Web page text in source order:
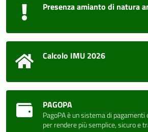
Presenza amianto di natura
Calcolo IMU 2026
PAGOPA
PagoPA è un sistema di
per rendere più semplice, sicuro e